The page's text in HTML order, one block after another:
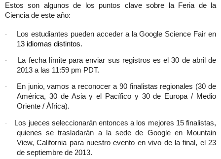
Estos son algunos de los puntos clave sobre la Feria de la
Ciencia de este año:
·
Los estudiantes pueden acceder a la Google Science Fair en
13 idiomas distintos.
·
La fecha límite para enviar sus registros es el 30 de abril de
2013 a las 11:59 pm PDT.
·
En junio, vamos a reconocer a 90 finalistas regionales (30 de
América, 30 de Asia y el Pacífico y 30 de Europa / Medio
Oriente / África).
·
Los jueces seleccionarán entonces a los mejores 15 finalistas,
quienes se trasladarán a la sede de Google en Mountain
View, California para nuestro evento en vivo de la final, el 23
de septiembre de 2013.